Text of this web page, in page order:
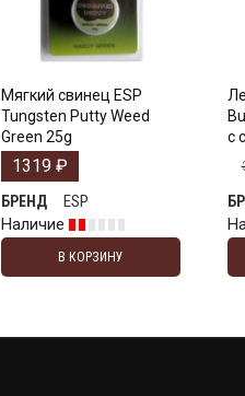
Мягкий свинец ESP
Tungsten Putty Weed
Green 25g
1319 ₽
БРЕНД
ESP
Наличие
В КОРЗИНУ
с